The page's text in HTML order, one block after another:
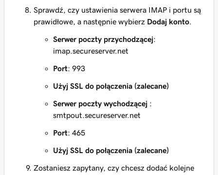
Sprawdź, czy ustawienia serwera IMAP i portu są
prawidłowe, a następnie wybierz Dodaj konto.
Serwer poczty przychodzącej:
imap.secureserver.net
Port: 993
Użyj SSL do połączenia (zalecane)
Serwer poczty wychodzącej :
smtpout.secureserver.net
Port: 465
Użyj SSL do połączenia (zalecane)
Zostaniesz zapytany, czy chcesz dodać kolejne